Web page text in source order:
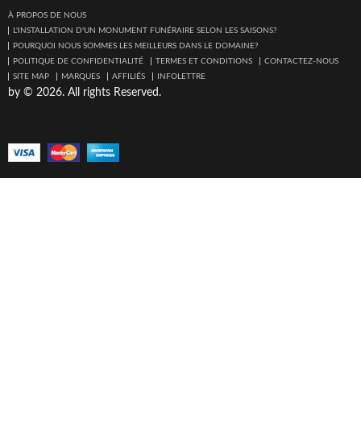
À PROPOS DE NOUS
L'INSTALLATION D'UN MONUMENT FUNÉRAIRE SELON LES SAISONS?
POURQUOI NOUS SOMMES LES MEILLEURS DANS LE DOMAINE?
POLITIQUE DE CONFIDENTIALITÉ
TERMES ET CONDITIONS
CONTACTEZ-NOUS
SITE MAP
MARQUES AFFILIÉS INFOLETTRE
by © 2026. All rights Reserved.